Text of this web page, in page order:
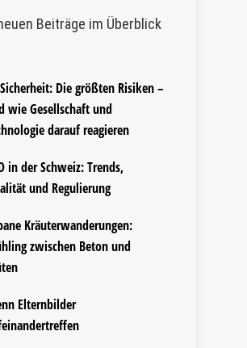
Beiträge im Überblick
Die größten Risiken –
wie Gesellschaft und
darauf reagieren
in der Schweiz: Trends,
und Regulierung
Kräuterwanderungen:
zwischen Beton und
Elternbilder